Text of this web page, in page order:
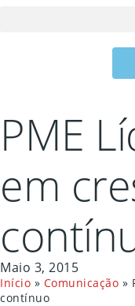
PME
em
Maio 3, 2015
Início » Comunicação »
contínuo